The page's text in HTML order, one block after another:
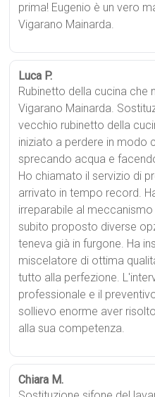
prima! Eugenio è un vero
Vigarano Mainarda.
Luca P.
Rubinetto della cucina
Vigarano Mainarda.
vecchio rubinetto della
iniziato a perdere in modo
sprecando acqua e
Ho chiamato il servizio di
arrivato in tempo record.
irreparabile al
subito proposto diverse
teneva già in furgone. Ha
miscelatore di ottima
tutto alla perfezione.
professionale e il
sollievo enorme aver
alla sua competenza.
Chiara M.